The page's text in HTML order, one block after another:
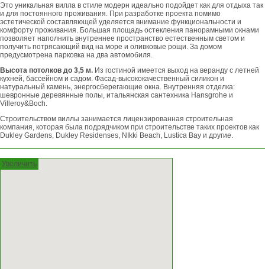
Это уникальная вилла в стиле модерн идеально подойдет как для отдыха так
и для постоянного проживания. При разработке проекта помимо
эстетической составляющей уделяется внимание функциональности и
комфорту проживания. Большая площадь остекления панорамными окнами
позволяет наполнить внутреннее пространство естественным светом и
получить потрясающий вид на море и оливковые рощи. За домом
предусмотрена парковка на два автомобиля.
Высота потолков до 3,5 м. Из гостиной имеется выход на веранду с летней
кухней, бассейном и садом. Фасад-высококачественный силикон и
натуральный камень, энергосберегающие окна. Внутренняя отделка:
шевронные деревянные полы, итальянская сантехника Hansgrohe и
Villeroy&Boch.
Строительством виллы занимается лицензированная строительная
компания, которая была подрядчиком при строительстве таких проектов как
Dukley Gardens, Dukley Residenses, NIkki Beach, Lustica Bay и другие.
Увеличить